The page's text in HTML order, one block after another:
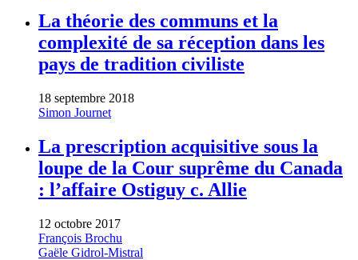
La théorie des communs et la
complexité de sa réception dans les
pays de tradition civiliste
18 septembre 2018
Simon Journet
La prescription acquisitive sous la
loupe de la Cour suprême du Canada
: l’affaire Ostiguy c. Allie
12 octobre 2017
François Brochu
Gaële Gidrol-Mistral